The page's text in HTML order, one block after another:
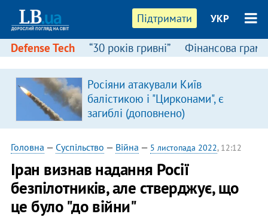
Підтримати УКР
Defense Tech “30 років гривні” Фінансова
Росіяни атакували Київ
балістикою і "Цирконами", є
загиблі (доповнено)
Головна — Суспільство — Війна — 5 листопада 2022, 12:12
Іран визнав надання Росії
безпілотників, але стверджує, що
це було "до війни"